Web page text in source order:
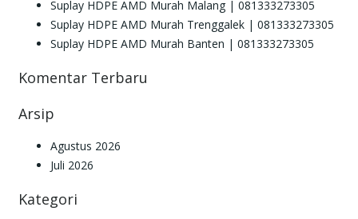
Suplay HDPE AMD Murah Malang | 081333273305
Suplay HDPE AMD Murah Trenggalek | 081333273305
Suplay HDPE AMD Murah Banten | 081333273305
Komentar Terbaru
Arsip
Agustus 2026
Juli 2026
Kategori